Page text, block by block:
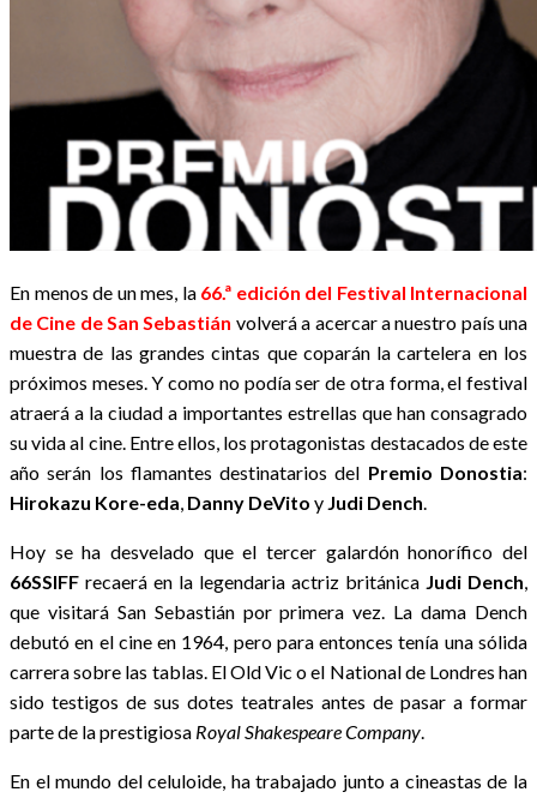
En menos de un mes, la 66.ª edición del Festival Internacional
de Cine de San Sebastián volverá a acercar a nuestro país una
muestra de las grandes cintas que coparán la cartelera en los
próximos meses. Y como no podía ser de otra forma, el festival
atraerá a la ciudad a importantes estrellas que han consagrado
su vida al cine. Entre ellos, los protagonistas destacados de este
año serán los flamantes destinatarios del Premio Donostia:
Hirokazu Kore-eda, Danny DeVito y Judi Dench.
Hoy se ha desvelado que el tercer galardón honorífico del
66SSIFF recaerá en la legendaria actriz británica Judi Dench,
que visitará San Sebastián por primera vez. La dama Dench
debutó en el cine en 1964, pero para entonces tenía una sólida
carrera sobre las tablas. El Old Vic o el National de Londres han
sido testigos de sus dotes teatrales antes de pasar a formar
parte de la prestigiosa Royal Shakespeare Company.
En el mundo del celuloide, ha trabajado junto a cineastas de la